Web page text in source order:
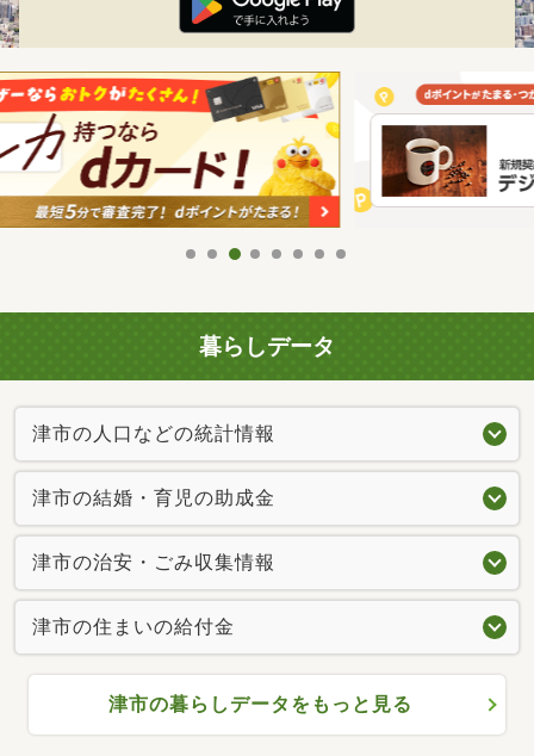
暮らしデータ
津市の人口などの統計情報
津市の結婚・育児の助成金
津市の治安・ごみ収集情報
津市の住まいの給付金
津市の暮らしデータをもっと見る